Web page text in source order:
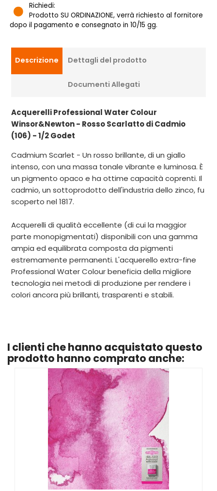
Richiedi:
Prodotto SU ORDINAZIONE, verrà richiesto al fornitore
dopo il pagamento e consegnato in 10/15 gg.
Descrizione Dettagli del prodotto
Documenti Allegati
Acquerelli Professional Water Colour
Winsor&Newton - Rosso Scarlatto di Cadmio
(106) - 1/2 Godet
Cadmium Scarlet - Un rosso brillante, di un giallo
intenso, con una massa tonale vibrante e luminosa. È
un pigmento opaco e ha ottime capacità coprenti. Il
cadmio, un sottoprodotto dell'industria dello zinco, fu
scoperto nel 1817.
Acquerelli di qualità eccellente (di cui la maggior
parte monopigmentati) disponibili con una gamma
ampia ed equilibrata composta da pigmenti
estremamente permanenti. L'acquerello extra-fine
Professional Water Colour beneficia della migliore
tecnologia nei metodi di produzione per rendere i
colori ancora più brillanti, trasparenti e stabili.
I clienti che hanno acquistato questo
prodotto hanno comprato anche: